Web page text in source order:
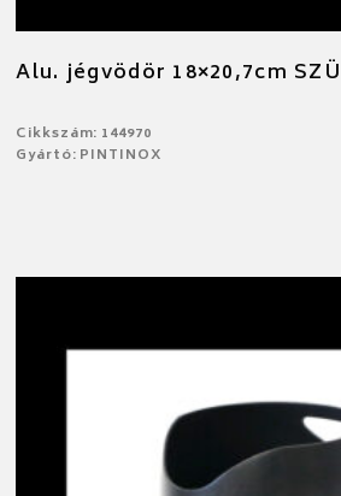
Alu. jégvödör 18×20,7cm
Cikkszám: 144970
Gyártó: PINTINOX